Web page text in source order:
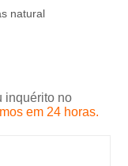
natural
inquérito no
em 24 horas.